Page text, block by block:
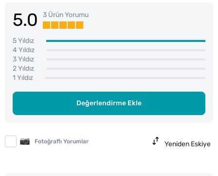
5.0 3 Ürün Yorumu
5 Yıldız
4 Yıldız
3 Yıldız
2 Yıldız
1 Yıldız
Değerlendirme Ekle
Fotoğraflı Yorumlar Yeniden Eskiye